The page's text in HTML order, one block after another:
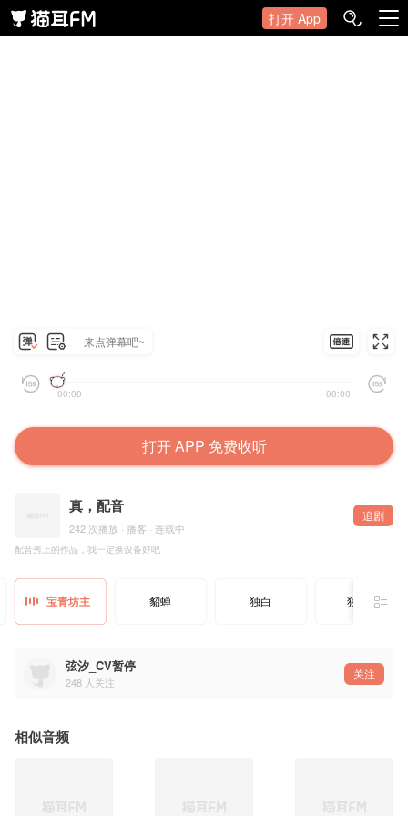
打开 App
来点弹幕吧~
00:00 00:00
打开 APP 免费收听
真，配音
242 次播放 · 播客 · 连载中
追剧
配音秀上的作品，我一定换设备好吧
宝青坊主 貂蝉 独白 独白2
弦汐_CV暂停
248 人关注
关注
相似音频